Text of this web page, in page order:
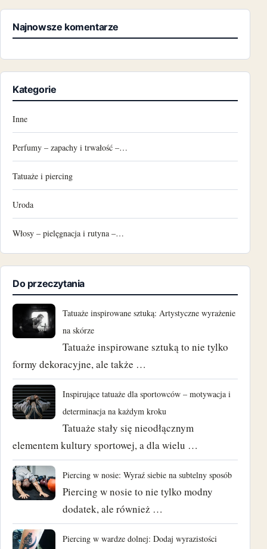
Najnowsze komentarze
Kategorie
Inne
Perfumy – zapachy i trwałość –…
Tatuaże i piercing
Uroda
Włosy – pielęgnacja i rutyna –…
Do przeczytania
Tatuaże inspirowane sztuką: Artystyczne wyrażenie
na skórze
Tatuaże inspirowane sztuką to nie tylko
formy dekoracyjne, ale także …
Inspirujące tatuaże dla sportowców – motywacja i
determinacja na każdym kroku
Tatuaże stały się nieodłącznym
elementem kultury sportowej, a dla wielu …
Piercing w nosie: Wyraź siebie na subtelny sposób
Piercing w nosie to nie tylko modny
dodatek, ale również …
Piercing w wardze dolnej: Dodaj wyrazistości